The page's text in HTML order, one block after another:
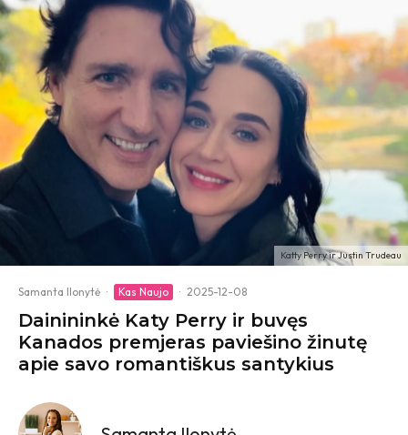
Katty Perry ir Justin Trudeau
Samanta Ilonytė · Kas Naujo · 2025-12-08
Dainininkė Katy Perry ir buvęs
Kanados premjeras paviešino žinutę
apie savo romantiškus santykius